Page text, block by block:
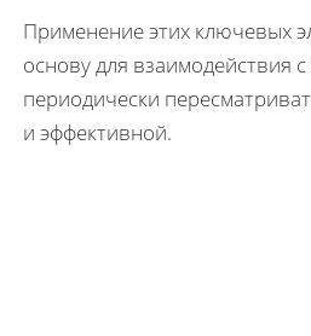
Применение этих ключевых
основу для взаимодействия
периодически
и эффективной.